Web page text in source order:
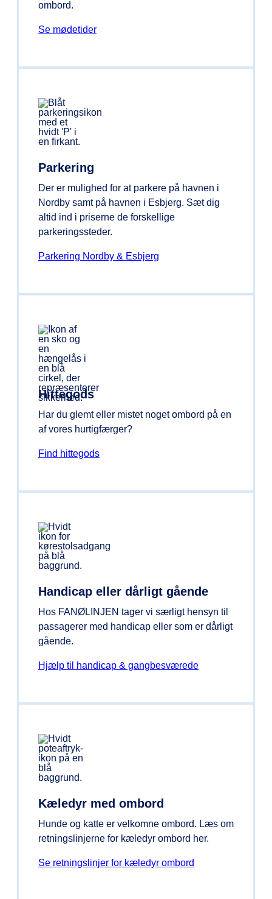
ombord.
Se mødetider
Parkering
Der er mulighed for at parkere på havnen i
Nordby samt på havnen i Esbjerg. Sæt dig
altid ind i priserne de forskellige
parkeringssteder.
Parkering Nordby & Esbjerg
Hittegods
Har du glemt eller mistet noget ombord på en
af vores hurtigfærger?
Find hittegods
Handicap eller dårligt gående
Hos FANØLINJEN tager vi særligt hensyn til
passagerer med handicap eller som er dårligt
gående.
Hjælp til handicap & gangbesværede
Kæledyr med ombord
Hunde og katte er velkomne ombord. Læs om
retningslinjerne for kæledyr ombord her.
Se retningslinjer for kæledyr ombord